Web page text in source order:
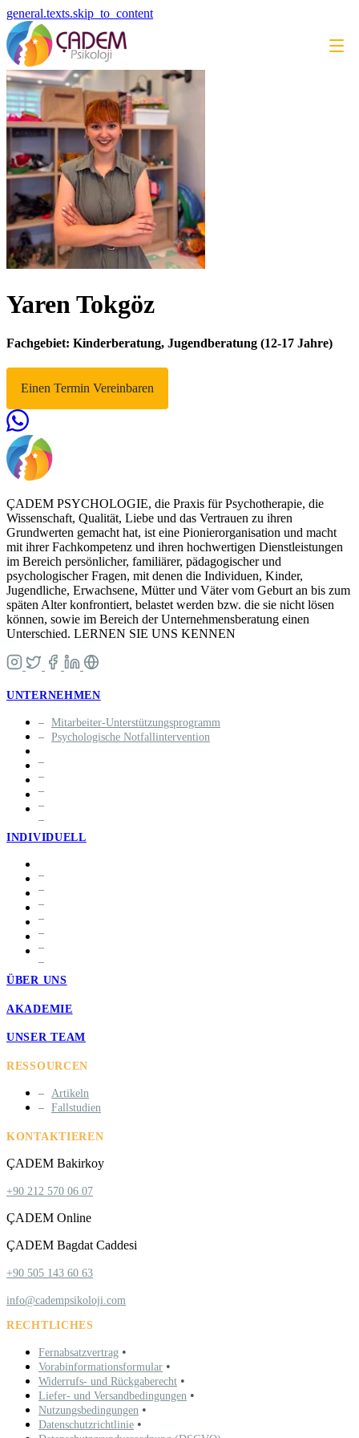
general.texts.skip_to_content
Yaren Tokgöz
Fachgebiet: Kinderberatung, Jugendberatung (12-17 Jahre)
Einen Termin Vereinbaren
ÇADEM PSYCHOLOGIE, die Praxis für Psychotherapie, die
Wissenschaft, Qualität, Liebe und das Vertrauen zu ihren
Grundwerten gemacht hat, ist eine Pionierorganisation und macht
mit ihrer Fachkompetenz und ihren hochwertigen Dienstleistungen
im Bereich persönlicher, familiärer, pädagogischer und
psychologischer Fragen, mit denen die Individuen, Kinder,
Jugendliche, Erwachsene, Mütter und Väter vom Geburt an bis zum
späten Alter konfrontiert, belastet werden bzw. die sie nicht lösen
können, sowie im Bereich der Unternehmensberatung einen
Unterschied. LERNEN SIE UNS KENNEN
UNTERNEHMEN
Mitarbeiter-Unterstützungsprogramm
Psychologische Notfallintervention
INDIVIDUELL
ÜBER UNS
AKADEMIE
UNSER TEAM
RESSOURCEN
Artikeln
Fallstudien
KONTAKTIEREN
ÇADEM Bakirkoy
+90 212 570 06 07
ÇADEM Online
ÇADEM Bagdat Caddesi
+90 505 143 60 63
info@cadempsikoloji.com
RECHTLICHES
Fernabsatzvertrag •
Vorabinformationsformular •
Widerrufs- und Rückgaberecht •
Liefer- und Versandbedingungen •
Nutzungsbedingungen •
Datenschutzrichtlinie •